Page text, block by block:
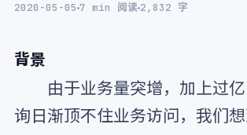
2020-05-05 7 min 阅读 2,832 字
背景
由于业务量突增，加上过亿
询日渐顶不住业务访问，我们